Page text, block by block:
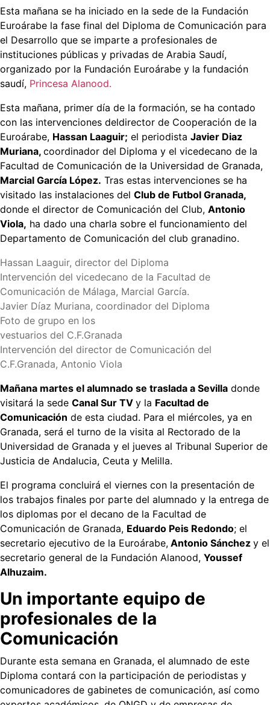
Esta mañana se ha iniciado en la sede de la Fundación
Euroárabe la fase final del Diploma de Comunicación para
el Desarrollo que se imparte a profesionales de
instituciones públicas y privadas de Arabia Saudí,
organizado por la Fundación Euroárabe y la fundación
saudí, Princesa Alanood.
Esta mañana, primer día de la formación, se ha contado
con las intervenciones deldirector de Cooperación de la
Euroárabe, Hassan Laaguir; el periodista Javier Diaz
Muriana, coordinador del Diploma y el vicedecano de la
Facultad de Comunicación de la Universidad de Granada,
Marcial García López. Tras estas intervenciones se ha
visitado las instalaciones del Club de Futbol Granada,
donde el director de Comunicación del Club, Antonio
Viola, ha dado una charla sobre el funcionamiento del
Departamento de Comunicación del club granadino.
Hassan Laaguir, director del Diploma
Intervención del vicedecano de la Facultad de
Comunicación de Málaga, Marcial García.
Javier Díaz Muriana, coordinador del Diploma
Foto de grupo en los
vestuarios del C.F.Granada
Intervención del director de Comunicación del
C.F.Granada, Antonio Viola
Mañana martes el alumnado se traslada a Sevilla donde
visitará la sede Canal Sur TV y la Facultad de
Comunicación de esta ciudad. Para el miércoles, ya en
Granada, será el turno de la visita al Rectorado de la
Universidad de Granada y el jueves al Tribunal Superior de
Justicia de Andalucia, Ceuta y Melilla.
El programa concluirá el viernes con la presentación de
los trabajos finales por parte del alumnado y la entrega de
los diplomas por el decano de la Facultad de
Comunicación de Granada, Eduardo Peis Redondo; el
secretario ejecutivo de la Euroárabe, Antonio Sánchez y el
secretario general de la Fundación Alanood, Youssef
Alhuzaim.
Un importante equipo de
profesionales de la
Comunicación
Durante esta semana en Granada, el alumnado de este
Diploma contará con la participación de periodistas y
comunicadores de gabinetes de comunicación, así como